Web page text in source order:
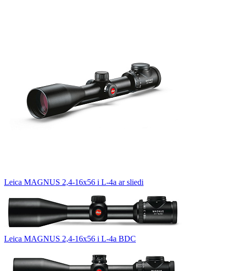
Leica MAGNUS 2,4-16x56 i L-4a ar sliedi
Leica MAGNUS 2,4-16x56 i L-4a BDC